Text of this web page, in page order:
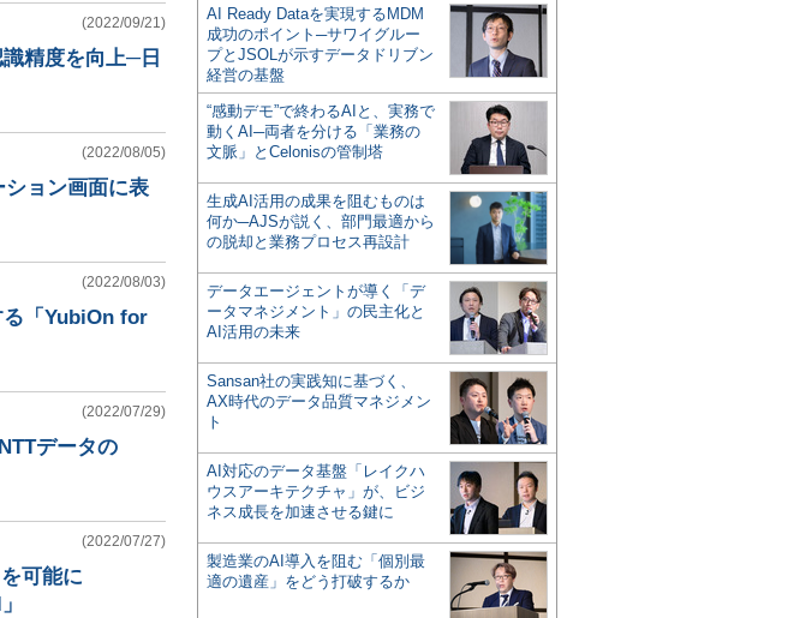
(2022/09/21)
精度を向上─日
(2022/08/05)
ション画面に表
(2022/08/03)
る「YubiOn for
(2022/07/29)
データの
(2022/07/27)
可能に
AI Ready Dataを実現するMDM
成功のポイント─サワイグルー
プとJSOLが示すデータドリブン
経営の基盤
“感動デモ”で終わるAIと、実務で
動くAI─両者を分ける「業務の
文脈」とCelonisの管制塔
生成AI活用の成果を阻むものは
何か─AJSが説く、部門最適から
の脱却と業務プロセス再設計
データエージェントが導く「デ
ータマネジメント」の民主化と
AI活用の未来
Sansan社の実践知に基づく、
AX時代のデータ品質マネジメン
ト
AI対応のデータ基盤「レイクハ
ウスアーキテクチャ」が、ビジ
ネス成長を加速させる鍵に
製造業のAI導入を阻む「個別最
適の遺産」をどう打破するか